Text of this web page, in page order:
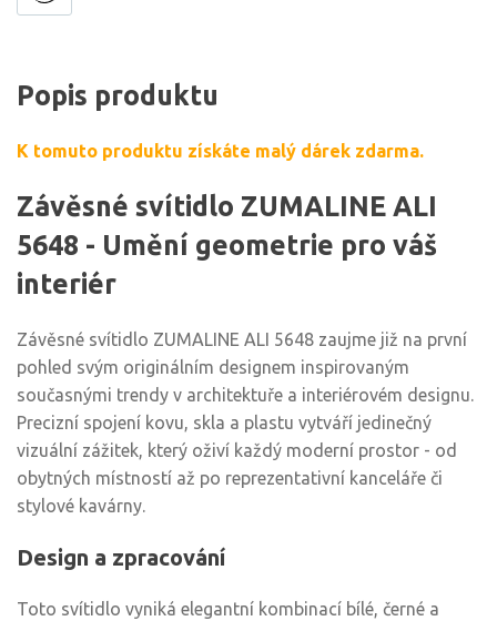
Popis produktu
K tomuto produktu získáte malý dárek zdarma.
Závěsné svítidlo ZUMALINE ALI
5648 - Umění geometrie pro váš
interiér
Závěsné svítidlo ZUMALINE ALI 5648 zaujme již na první
pohled svým originálním designem inspirovaným
současnými trendy v architektuře a interiérovém designu.
Precizní spojení kovu, skla a plastu vytváří jedinečný
vizuální zážitek, který oživí každý moderní prostor - od
obytných místností až po reprezentativní kanceláře či
stylové kavárny.
Design a zpracování
Toto svítidlo vyniká elegantní kombinací bílé, černé a